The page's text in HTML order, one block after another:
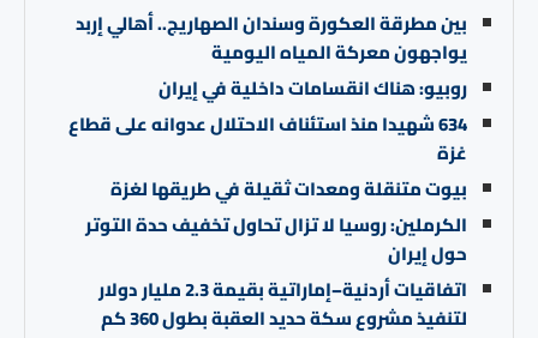
بين مطرقة العكورة وسندان الصهاريج.. أهالي إربد
يواجهون معركة المياه اليومية
روبيو: هناك انقسامات داخلية في إيران
634 شهيدا منذ استئناف الاحتلال عدوانه على قطاع
غزة
بيوت متنقلة ومعدات ثقيلة في طريقها لغزة
الكرملين: روسيا لا تزال تحاول تخفيف حدة التوتر
حول إيران
اتفاقيات أردنية–إماراتية بقيمة 2.3 مليار دولار
لتنفيذ مشروع سكة حديد العقبة بطول 360 كم